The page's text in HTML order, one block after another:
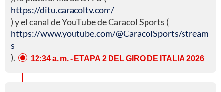
https://ditu.caracoltv.com/
) y el canal de YouTube de Caracol Sports (
https://www.youtube.com/@CaracolSports/stream
s
).
12:34 a. m.- ETAPA 2 DEL GIRO DE ITALIA 2026